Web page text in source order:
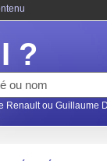
?
Renault ou Guillaume